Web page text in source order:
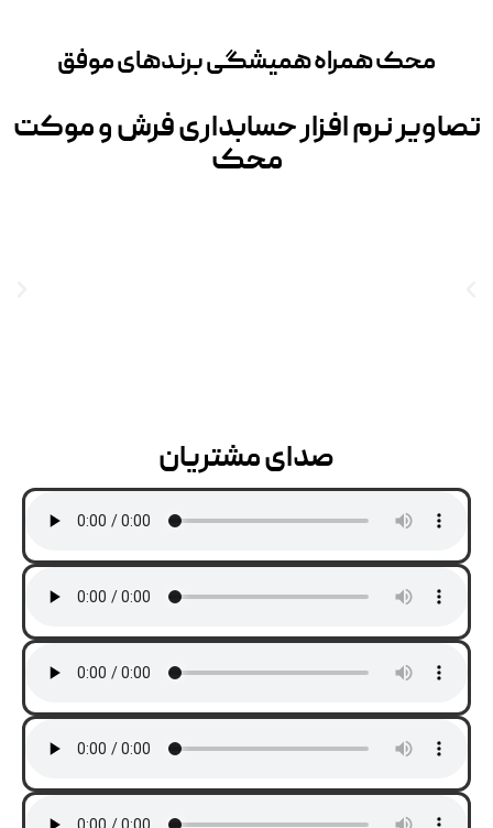
محک همراه همیشگی برندهای موفق
تصاویر نرم افزار حسابداری فرش و موکت
محک
صدای مشتریان